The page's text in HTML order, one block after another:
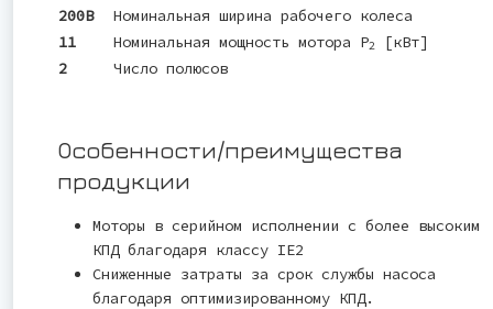
200B
Номинальная ширина рабочего колеса
11
Номинальная мощность мотора P2
[кВт]
2
Число полюсов
Особенности/преимущества
продукции
Моторы в серийном исполнении с более высоким
КПД благодаря классу IE2
Сниженные затраты за срок службы насоса
благодаря оптимизированному КПД.